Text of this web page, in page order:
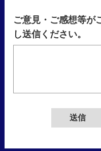
ご意見・ご感想等が
し送信ください。